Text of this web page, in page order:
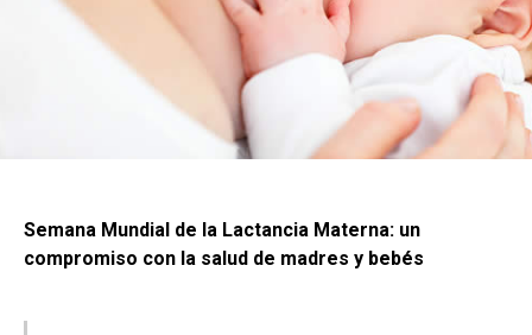
Semana Mundial de la Lactancia Materna: un
compromiso con la salud de madres y bebés